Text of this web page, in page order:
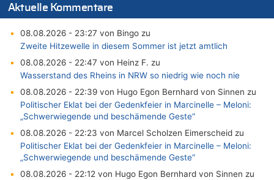
Aktuelle Kommentare
08.08.2026 - 23:27 von Bingo zu
Zweite Hitzewelle in diesem Sommer ist jetzt amtlich
08.08.2026 - 22:47 von Heinz F. zu
Wasserstand des Rheins in NRW so niedrig wie noch nie
08.08.2026 - 22:39 von Hugo Egon Bernhard von Sinnen zu
Politischer Eklat bei der Gedenkfeier in Marcinelle – Meloni:
„Schwerwiegende und beschämende Geste“
08.08.2026 - 22:23 von Marcel Scholzen Eimerscheid zu
Politischer Eklat bei der Gedenkfeier in Marcinelle – Meloni:
„Schwerwiegende und beschämende Geste“
08.08.2026 - 22:12 von Hugo Egon Bernhard von Sinnen zu